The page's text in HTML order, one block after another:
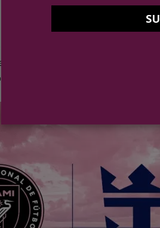
que combina la pasión y el
y deportes.